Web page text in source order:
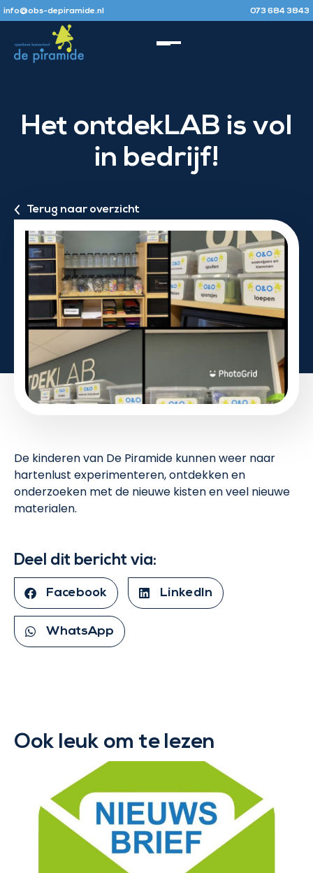
info@obs-depiramide.nl 073 684 3843
Het ontdekLAB is vol
in bedrijf!
Terug naar overzicht
De kinderen van De Piramide kunnen weer naar
hartenlust experimenteren, ontdekken en
onderzoeken met de nieuwe kisten en veel nieuwe
materialen.
Deel dit bericht via:
Facebook LinkedIn
WhatsApp
Ook leuk om te lezen